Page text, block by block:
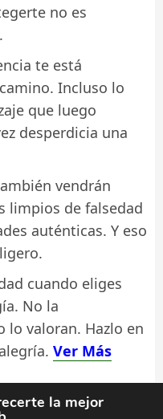
no es
te está
Incluso lo
que luego
desperdicia una
vendrán
limpios de falsedad
auténticas. Y eso
cuando eliges
No la
lo valoran. Hazlo en
Ver Más
la mejor